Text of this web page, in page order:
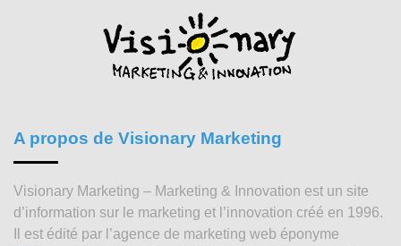
A propos de Visionary Marketing
Visionary Marketing – Marketing & Innovation est un site
d’information sur le marketing et l’innovation créé en 1996.
Il est édité par l’agence de marketing web éponyme